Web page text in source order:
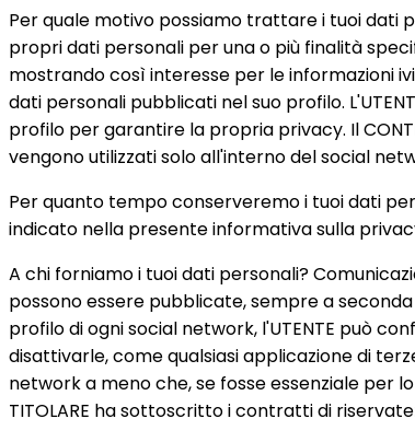
Per quale motivo possiamo trattare i tuoi dati
propri dati personali per una o più finalità
mostrando così interesse per le informazioni
dati personali pubblicati nel suo profilo.
profilo per garantire la propria privacy. Il
vengono utilizzati solo all'interno del social
Per quanto tempo conserveremo i tuoi dati
indicato nella presente informativa sulla
A chi forniamo i tuoi dati personali?
possono essere pubblicate, sempre a
profilo di ogni social network, l'UTENTE può
disattivarle, come qualsiasi applicazione di
network a meno che, se fosse essenziale per
TITOLARE ha sottoscritto i contratti di